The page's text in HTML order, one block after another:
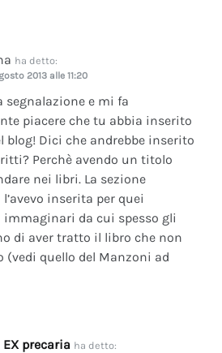
ha detto:
2013 alle 11:20
segnalazione e mi fa
piacere che tu abbia inserito
blog! Dici che andrebbe inserito
Perchè avendo un titolo
nei libri. La sezione
inserita per quei
da cui spesso gli
di aver tratto il libro che non
(vedi quello del Manzoni ad
EX precaria ha detto: